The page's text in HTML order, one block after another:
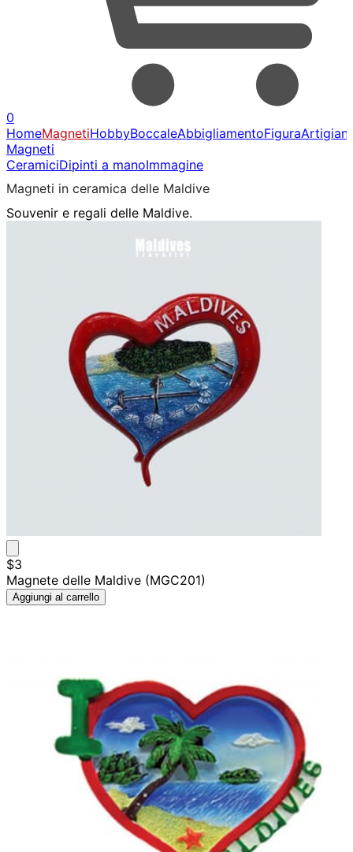
0
HomeMagnetiHobbyBoccaleAbbigliamentoFigura
Magneti
CeramiciDipinti a manoImmagine
Magneti in ceramica delle Maldive
Souvenir e regali delle Maldive.
$3
Magnete delle Maldive (MGC201)
Aggiungi al carrello